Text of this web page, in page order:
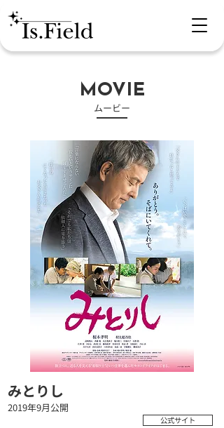
MOVIE
​ムービー
みとりし
2019年9月公開
公式サイト